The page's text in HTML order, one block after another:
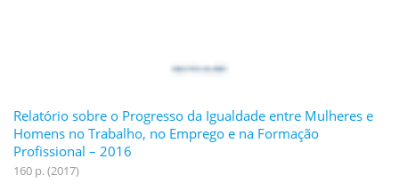
Relatório sobre o Progresso da Igualdade entre Mulheres e
Homens no Trabalho, no Emprego e na Formação
Profissional – 2016
160 p. (2017)